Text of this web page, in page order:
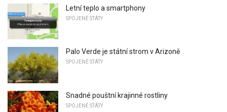
Letní teplo a smartphony
SPOJENÉ STÁTY
Palo Verde je státní strom v Arizoně
SPOJENÉ STÁTY
Snadné pouštní krajinné rostliny
SPOJENÉ STÁTY